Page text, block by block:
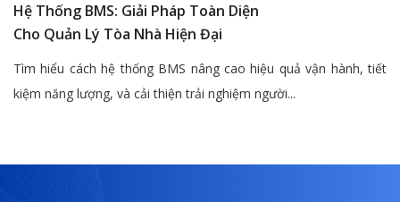
Hệ Thống BMS: Giải Pháp Toàn Diện
Cho Quản Lý Tòa Nhà Hiện Đại
Tìm hiểu cách hệ thống BMS nâng cao hiệu quả vận hành, tiết
kiệm năng lượng, và cải thiện trải nghiệm người...